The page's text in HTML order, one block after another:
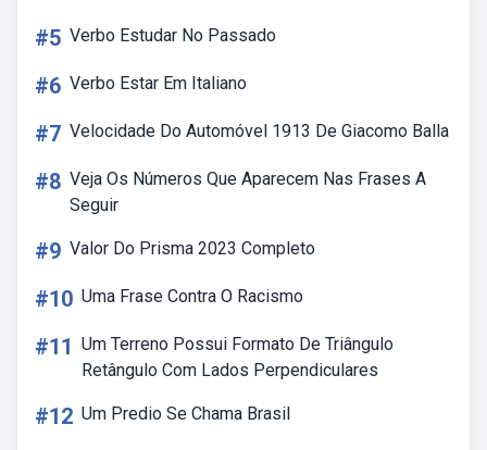
#5 Verbo Estudar No Passado
#6 Verbo Estar Em Italiano
#7 Velocidade Do Automóvel 1913 De Giacomo Balla
#8 Veja Os Números Que Aparecem Nas Frases A
Seguir
#9 Valor Do Prisma 2023 Completo
#10 Uma Frase Contra O Racismo
#11 Um Terreno Possui Formato De Triângulo
Retângulo Com Lados Perpendiculares
#12 Um Predio Se Chama Brasil